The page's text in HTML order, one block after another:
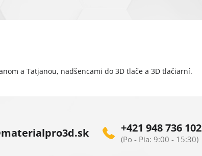
a Tatjanou, nadšencami do 3D tlače a 3D tlačiarní.
materialpro3d.sk +421 948 736 102